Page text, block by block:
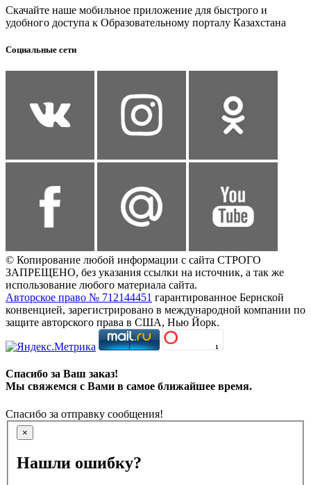
Скачайте наше мобильное приложение для быстрого и
удобного доступа к Образовательному порталу Казахстана
Социальные сети
© Копирование любой информации с сайта СТРОГО
ЗАПРЕЩЕНО, без указания ссылки на источник, а так же
использование любого материала сайта.
Авторское право № 712144451 гарантированное Бернской
конвенцией, зарегистрировано в международной компании по
защите авторского права в США, Нью Йорк.
Спасибо за Ваш заказ!
Мы свяжемся с Вами в самое ближайшее время.
Спасибо за отправку сообщения!
×
Нашли ошибку?